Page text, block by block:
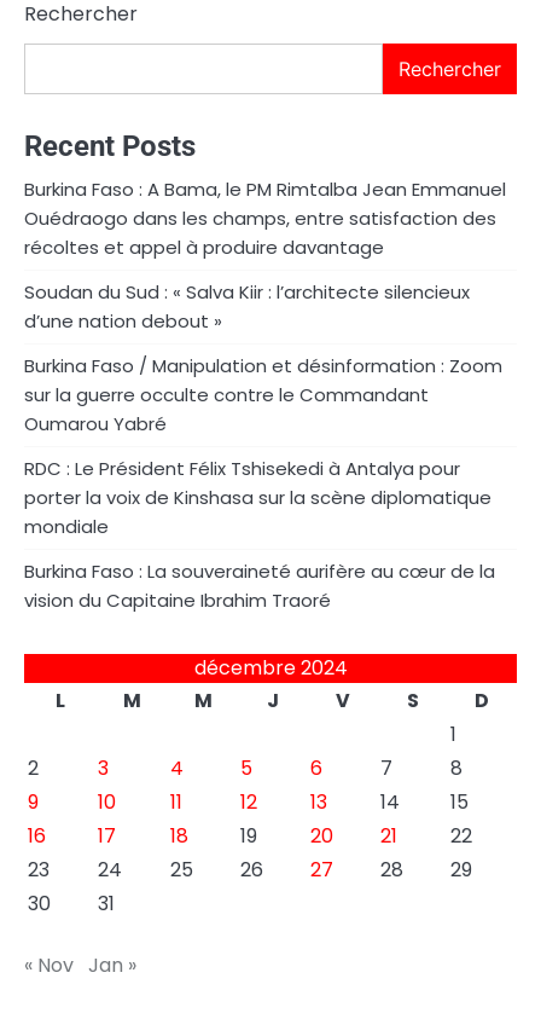
Rechercher
Rechercher
Recent Posts
Burkina Faso : A Bama, le PM Rimtalba Jean Emmanuel
Ouédraogo dans les champs, entre satisfaction des
récoltes et appel à produire davantage
Soudan du Sud : « Salva Kiir : l’architecte silencieux
d’une nation debout »
Burkina Faso / Manipulation et désinformation : Zoom
sur la guerre occulte contre le Commandant
Oumarou Yabré
RDC : Le Président Félix Tshisekedi à Antalya pour
porter la voix de Kinshasa sur la scène diplomatique
mondiale
Burkina Faso : La souveraineté aurifère au cœur de la
vision du Capitaine Ibrahim Traoré
décembre 2024
L
M M J V S
D
1
2
3 4 5 6 7
8
9
10 11 12 13 14
15
16
17 18 19 20 21
22
23
24 25 26 27 28
29
30
31
« Nov Jan »